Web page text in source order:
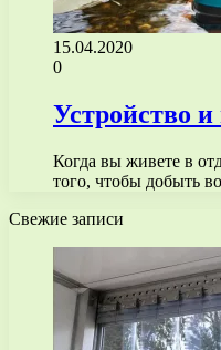
15.04.2020
0
Устройство
Когда вы живете в
того, чтобы добыть
Свежие записи